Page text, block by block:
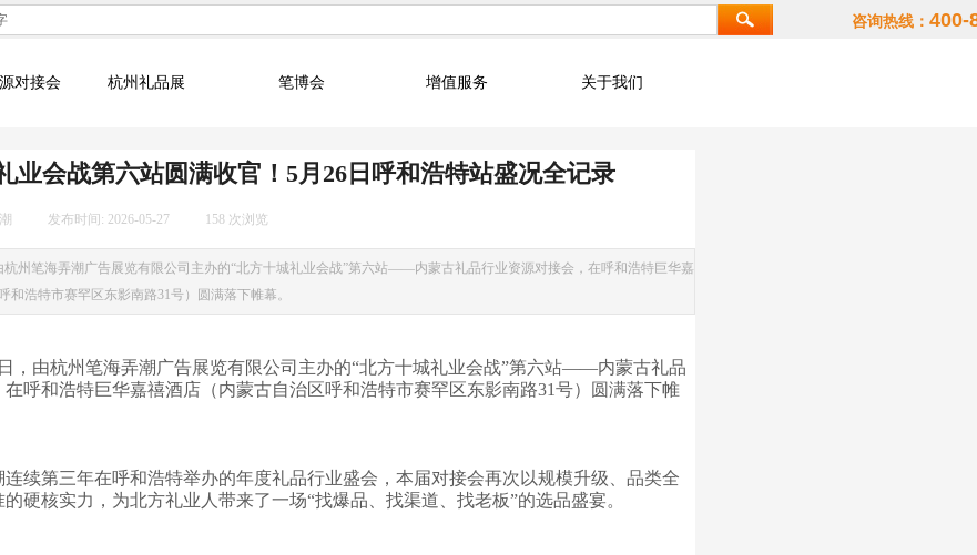
咨询热线： 400-
对接会 杭州礼品展 笔博会 增值服务 关于我们
业会战第六站圆满收官！5月26日呼和浩特站盛况全记录
发布时间: 2026-05-27 158 次浏览
杭州笔海弄潮广告展览有限公司主办的“北方十城礼业会战”第六站——内蒙古礼品行业资源对接会，在呼和浩特巨华嘉
和浩特市赛罕区东影南路31号）圆满落下帷幕。
，由杭州笔海弄潮广告展览有限公司主办的“北方十城礼业会战”第六站——内蒙古礼品
呼和浩特巨华嘉禧酒店（内蒙古自治区呼和浩特市赛罕区东影南路31号）圆满落下帷
连续第三年在呼和浩特举办的年度礼品行业盛会，本届对接会再次以规模升级、品类全
硬核实力，为北方礼业人带来了一场“找爆品、找渠道、找老板”的选品盛宴。